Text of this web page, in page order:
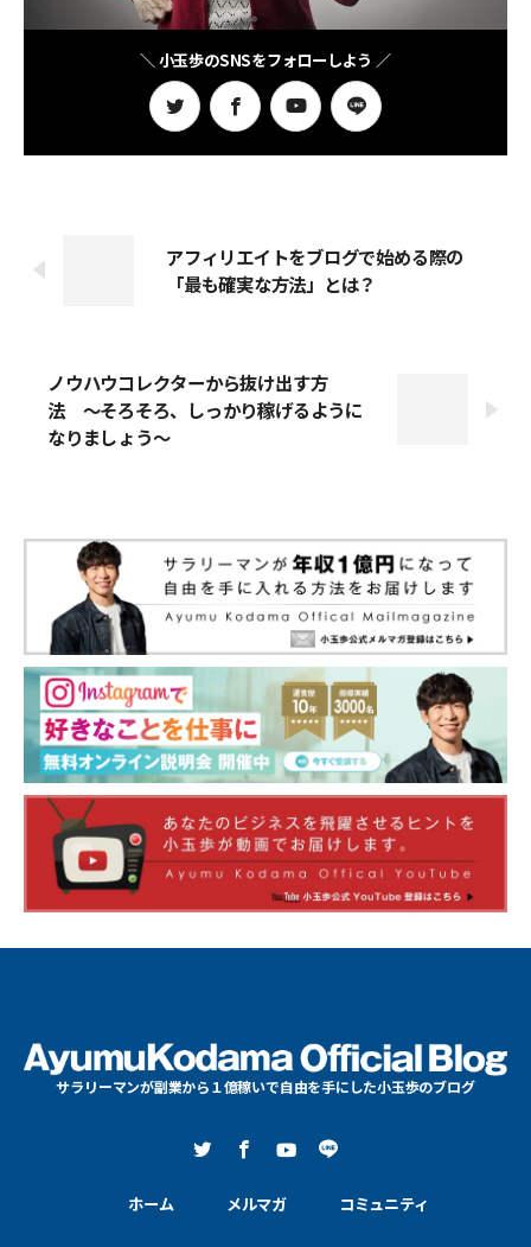
＼ 小玉歩のSNSをフォローしよう ／
アフィリエイトをブログで始める際の
「最も確実な方法」とは？
ノウハウコレクターから抜け出す方
法 〜そろそろ、しっかり稼げるように
なりましょう〜
サラリーマンが副業から１億稼いで自由を手にした小玉歩のブログ
ホーム メルマガ コミュニティ